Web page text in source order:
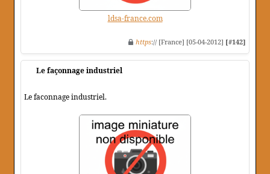
ldsa-france.com
https:// [France] [05-04-2012] [#142]
Le façonnage industriel
Le faconnage industriel.